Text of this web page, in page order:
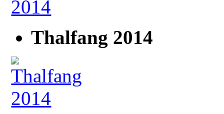
Thalfang 2014